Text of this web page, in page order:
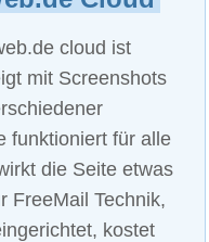
cloud ist
mit Screenshots
funktioniert für alle
die Seite etwas
FreeMail Technik,
kostet